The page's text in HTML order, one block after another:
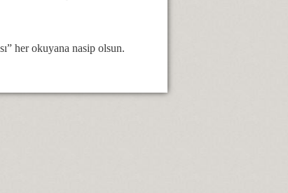
her okuyana nasip olsun.